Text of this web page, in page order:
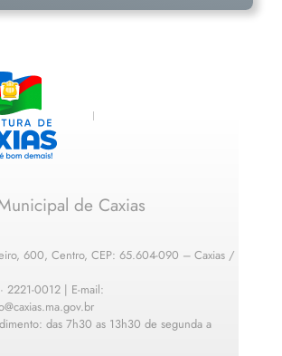
de Caxias
600, Centro, CEP: 65.604-090 – Caxias /
2221-0012 | E-mail:
das 7h30 as 13h30 de segunda a